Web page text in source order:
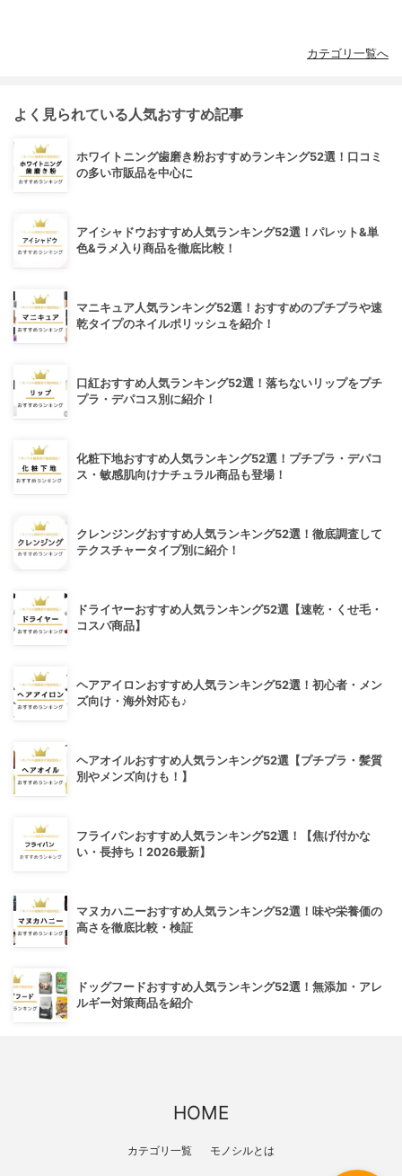
カテゴリ一覧へ
よく見られている人気おすすめ記事
ホワイトニング歯磨き粉おすすめランキング52選！口コミ
の多い市販品を中心に
アイシャドウおすすめ人気ランキング52選！パレット&単
色&ラメ入り商品を徹底比較！
マニキュア人気ランキング52選！おすすめのプチプラや速
乾タイプのネイルポリッシュを紹介！
口紅おすすめ人気ランキング52選！落ちないリップをプチ
プラ・デパコス別に紹介！
化粧下地おすすめ人気ランキング52選！プチプラ・デパコ
ス・敏感肌向けナチュラル商品も登場！
クレンジングおすすめ人気ランキング52選！徹底調査して
テクスチャータイプ別に紹介！
ドライヤーおすすめ人気ランキング52選【速乾・くせ毛・
コスパ商品】
ヘアアイロンおすすめ人気ランキング52選！初心者・メン
ズ向け・海外対応も♪
ヘアオイルおすすめ人気ランキング52選【プチプラ・髪質
別やメンズ向けも！】
フライパンおすすめ人気ランキング52選！【焦げ付かな
い・長持ち！2026最新】
マヌカハニーおすすめ人気ランキング52選！味や栄養価の
高さを徹底比較・検証
ドッグフードおすすめ人気ランキング52選！無添加・アレ
ルギー対策商品を紹介
HOME
カテゴリ一覧 モノシルとは